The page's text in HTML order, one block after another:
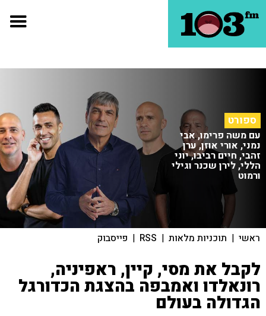
ספורט
עם משה פרימו, אבי
נמני, אורי אוזן, ערן
זהבי, חיים רביבו, יוני
הללי, לירן שכנר וגילי
ורמוט
ראשי | תוכניות מלאות |
RSS
| פייסבוק
לקבל את מסי, קיין, ראפיניה,
רונאלדו ואמבפה בהצגת הכדורגל
הגדולה בעולם